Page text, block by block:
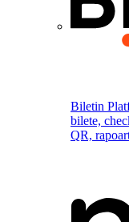
Biletin
bilete,
QR,